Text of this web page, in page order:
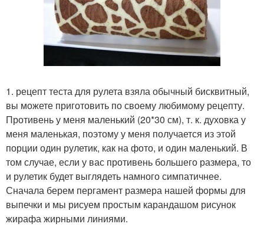
1. рецепт теста для рулета взяла обычный бисквитный,
вы можете приготовить по своему любимому рецепту.
Противень у меня маленький (20*30 см), т. к. духовка у
меня маленькая, поэтому у меня получается из этой
порции один рулетик, как на фото, и один маленький. В
том случае, если у вас противень большего размера, то
и рулетик будет выглядеть намного симпатичнее.
Сначала берем пергамент размера нашей формы для
выпечки и мы рисуем простым карандашом рисунок
жирафа жирными линиями.